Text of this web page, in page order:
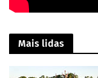
Mais lidas